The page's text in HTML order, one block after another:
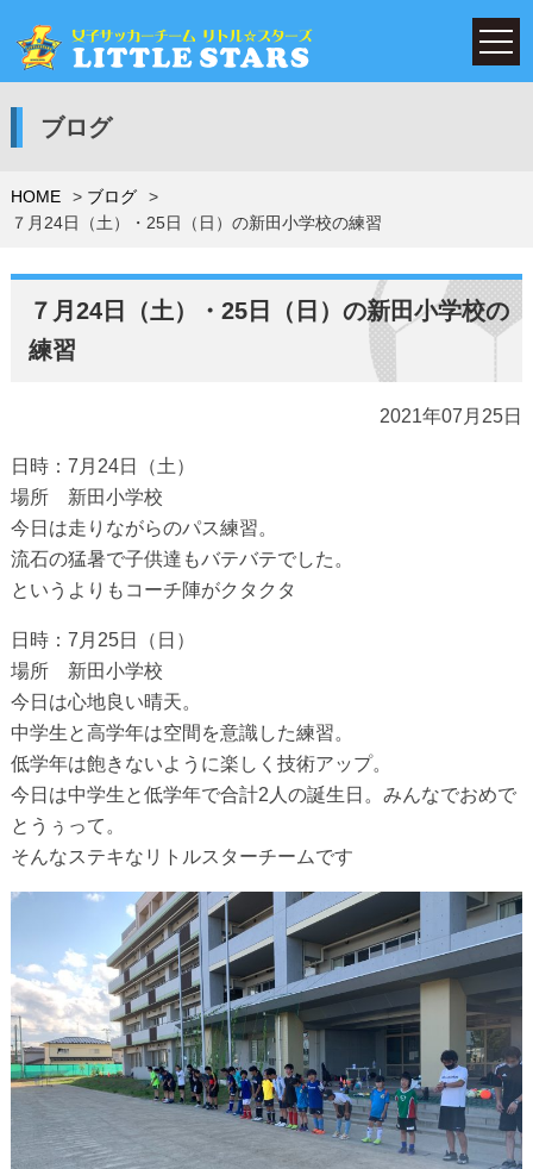
ブログ
HOME
ブログ
７月24日（土）・25日（日）の新田小学校の練習
７月24日（土）・25日（日）の新田小学校の
練習
2021年07月25日
日時：7月24日（土）
場所 新田小学校
今日は走りながらのパス練習。
流石の猛暑で子供達もバテバテでした。
というよりもコーチ陣がクタクタ
日時：7月25日（日）
場所 新田小学校
今日は心地良い晴天。
中学生と高学年は空間を意識した練習。
低学年は飽きないように楽しく技術アップ。
今日は中学生と低学年で合計2人の誕生日。みんなでおめで
とうぅって。
そんなステキなリトルスターチームです